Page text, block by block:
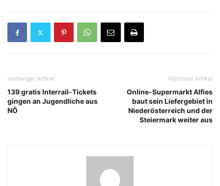
Vorheriger Artikel
139 gratis Interrail-Tickets
gingen an Jugendliche aus
NÖ
Nächster Artikel
Online-Supermarkt Alfies
baut sein Liefergebiet in
Niederösterreich und der
Steiermark weiter aus